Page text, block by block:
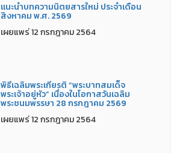
แนะนำบทความนิตยสารใหม่ ประจำเดือน
สิงหาคม พ.ศ. 2569
เผยแพร่ 12 กรกฎาคม 2564
พิธีเฉลิมพระเกียรติ “พระบาทสมเด็จ
พระเจ้าอยู่หัว” เนื่องในโอกาสวันเฉลิม
พระชนมพรรษา 28 กรกฎาคม 2569
เผยแพร่ 12 กรกฎาคม 2564